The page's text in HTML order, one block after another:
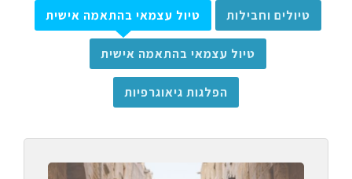
טיולים וחבילות טיול עצמאי בהתאמה אישית
טיול עצמאי בהתאמה אישית
הפלגות גיאוגרפיות